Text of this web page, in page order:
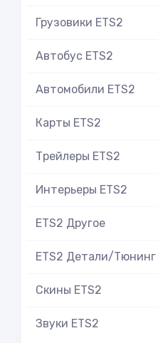
Грузовики ETS2
Автобус ETS2
Автомобили ETS2
Карты ETS2
Трейлеры ETS2
Интерьеры ETS2
ETS2 Другое
ETS2 Детали/Тюнинг
Скины ETS2
Звуки ETS2